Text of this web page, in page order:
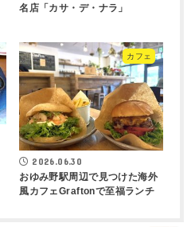
名店「カサ・デ・ナラ」
カフェ
2026.06.30
おゆみ野駅周辺で見つけた海外
風カフェGraftonで至福ランチ